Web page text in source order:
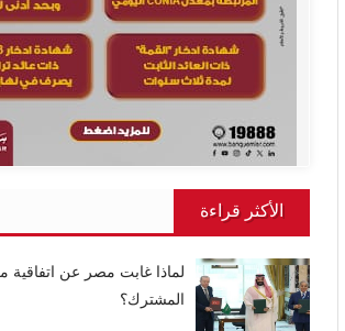
الأكثر قراءة
لماذا غابت مصر عن اتفاقية
المشترك؟